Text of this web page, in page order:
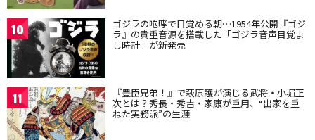
10 ゴジラの咆哮で目覚める朝…1954年公開『ゴジ
ラ』の貴重音源を搭載した「ゴジラ音声目覚ま
し時計」が新発売
11 『豊臣兄弟！』で萩原護が演じる武将・小堀正
次とは？秀長・秀吉・家康が重用、“出家を重
ねた実務派”の生涯